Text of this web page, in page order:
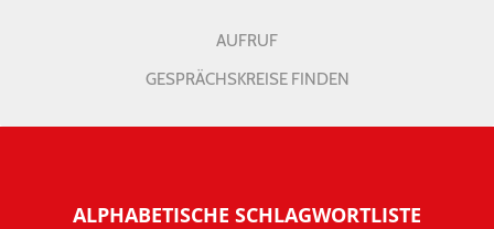
AUFRUF
GESPRÄCHSKREISE FINDEN
ALPHABETISCHE SCHLAGWORTLISTE